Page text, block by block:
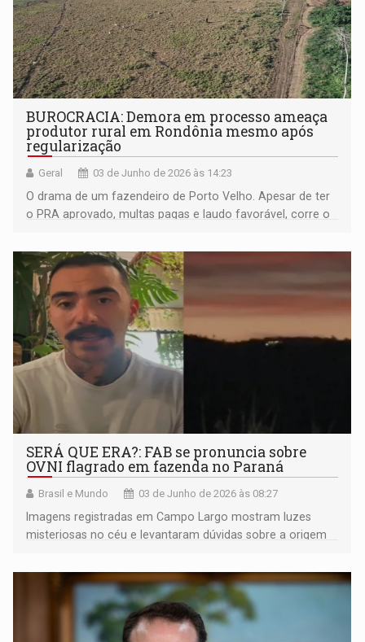
BUROCRACIA: Demora em processo ameaça
produtor rural em Rondônia mesmo após
regularização
Geral 03 de Junho de 2026 às 14:23
O drama de um fazendeiro de Porto Velho. Apesar de ter
o PRA aprovado, multas pagas e laudo favorável, corre o
suspensão de um embargo
SERÁ QUE ERA?: FAB se pronuncia sobre
OVNI flagrado em fazenda no Paraná
Brasil e Mundo 03 de Junho de 2026 às 08:27
Imagens registradas em Campo Largo mostram luzes
misteriosas no céu e levantaram dúvidas sobre a origem